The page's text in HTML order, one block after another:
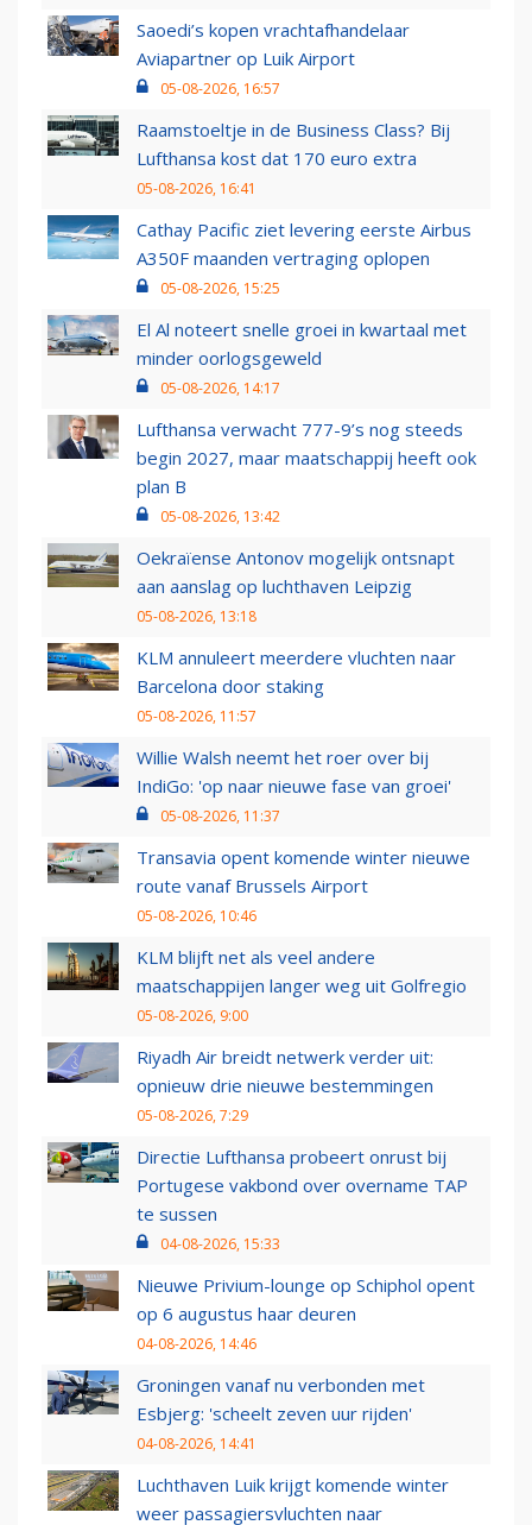
Saoedi’s kopen vrachtafhandelaar
Aviapartner op Luik Airport
05-08-2026, 16:57
Raamstoeltje in de Business Class? Bij
Lufthansa kost dat 170 euro extra
05-08-2026, 16:41
Cathay Pacific ziet levering eerste Airbus
A350F maanden vertraging oplopen
05-08-2026, 15:25
El Al noteert snelle groei in kwartaal met
minder oorlogsgeweld
05-08-2026, 14:17
Lufthansa verwacht 777-9’s nog steeds
begin 2027, maar maatschappij heeft ook
plan B
05-08-2026, 13:42
Oekraïense Antonov mogelijk ontsnapt
aan aanslag op luchthaven Leipzig
05-08-2026, 13:18
KLM annuleert meerdere vluchten naar
Barcelona door staking
05-08-2026, 11:57
Willie Walsh neemt het roer over bij
IndiGo: 'op naar nieuwe fase van groei'
05-08-2026, 11:37
Transavia opent komende winter nieuwe
route vanaf Brussels Airport
05-08-2026, 10:46
KLM blijft net als veel andere
maatschappijen langer weg uit Golfregio
05-08-2026, 9:00
Riyadh Air breidt netwerk verder uit:
opnieuw drie nieuwe bestemmingen
05-08-2026, 7:29
Directie Lufthansa probeert onrust bij
Portugese vakbond over overname TAP
te sussen
04-08-2026, 15:33
Nieuwe Privium-lounge op Schiphol opent
op 6 augustus haar deuren
04-08-2026, 14:46
Groningen vanaf nu verbonden met
Esbjerg: 'scheelt zeven uur rijden'
04-08-2026, 14:41
Luchthaven Luik krijgt komende winter
weer passagiersvluchten naar